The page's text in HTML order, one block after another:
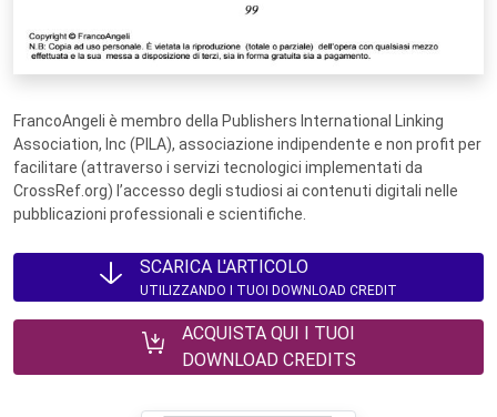
FrancoAngeli è membro della Publishers International Linking
Association, Inc (PILA), associazione indipendente e non profit per
facilitare (attraverso i servizi tecnologici implementati da
CrossRef.org) l’accesso degli studiosi ai contenuti digitali nelle
pubblicazioni professionali e scientifiche.
SCARICA L'ARTICOLO
UTILIZZANDO I TUOI DOWNLOAD CREDIT
ACQUISTA QUI I TUOI
DOWNLOAD CREDITS